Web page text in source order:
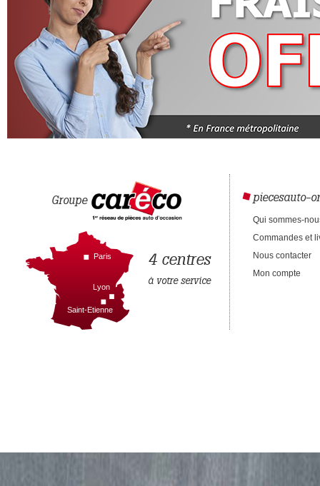
Groupe
4 centres
à votre service
Paris
Lyon
Saint-Etienne
piecesauto-
Qui sommes-
Commandes et
Nous contacter
Mon compte